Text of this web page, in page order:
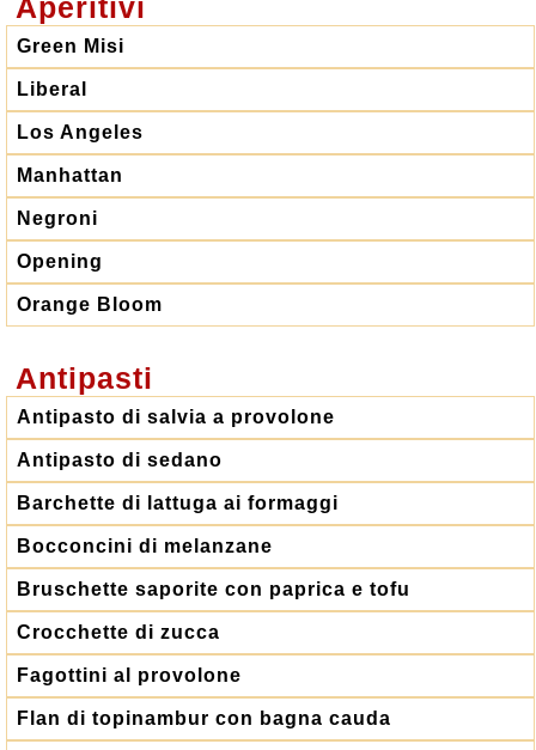
Aperitivi
Green Misi
Liberal
Los Angeles
Manhattan
Negroni
Opening
Orange Bloom
Antipasti
Antipasto di salvia a provolone
Antipasto di sedano
Barchette di lattuga ai formaggi
Bocconcini di melanzane
Bruschette saporite con paprica e tofu
Crocchette di zucca
Fagottini al provolone
Flan di topinambur con bagna cauda